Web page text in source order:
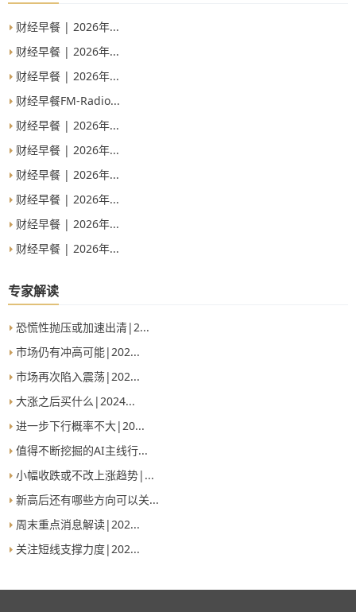
财经早餐 | 2026年...
财经早餐 | 2026年...
财经早餐 | 2026年...
财经早餐FM-Radio...
财经早餐 | 2026年...
财经早餐 | 2026年...
财经早餐 | 2026年...
财经早餐 | 2026年...
财经早餐 | 2026年...
财经早餐 | 2026年...
专家解读
恐慌性抛压或加速出清|2...
市场仍有冲高可能|202...
市场再次陷入震荡|202...
大涨之后买什么|2024...
进一步下行概率不大|20...
值得不断挖掘的AI主线行...
小幅收跌或不改上涨趋势|...
新高后还有哪些方向可以关...
周末重点消息解读|202...
关注短线支撑力度|202...